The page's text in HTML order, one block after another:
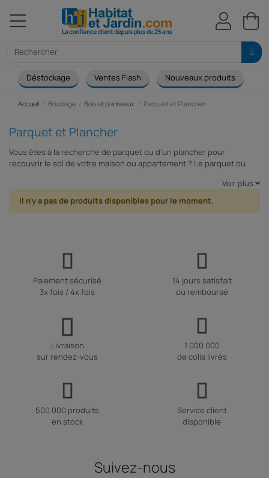
Déstockage Ventes Flash Nouveaux produits
Accueil Bricolage Bois et panneaux Parquet et Plancher
Parquet et Plancher
Vous êtes à la recherche de parquet ou d’un plancher pour
recouvrir le sol de votre maison ou appartement ? Le parquet ou
achetant un parquet ou un plancher sur notre site, vous vous
assurez d’équiper votre habitat avec un sol de qualité, et un bois
minutieusement sélectionné.
Voir plus
Il n'y a pas de produits disponibles pour le moment.
Paiement sécurisé
3x fois / 4x fois
14 jours satisfait
ou remboursé
Livraison
sur rendez-vous
1 000 000
de colis livrés
500 000 produits
en stock
Service client
disponible
Suivez-nous